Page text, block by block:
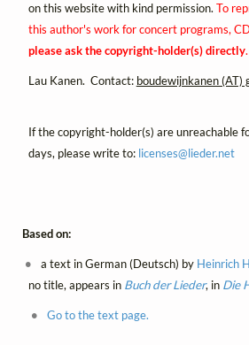
on this website with kind permission. To
this author's work for concert programs,
please ask the copyright-holder(s) directly.
Lau Kanen. Contact: boudewijnkanen (AT)
If the copyright-holder(s) are unreachable
days, please write to: licenses@lieder.net
Based on:
a text in German (Deutsch) by Heinrich
no title, appears in Buch der Lieder, in Die
Go to the text page.